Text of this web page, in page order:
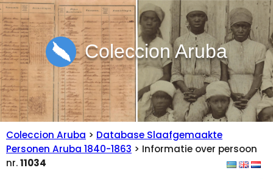
Coleccion Aruba
Coleccion Aruba > Database Slaafgemaakte
Personen Aruba 1840-1863 > Informatie over persoon
nr.11034